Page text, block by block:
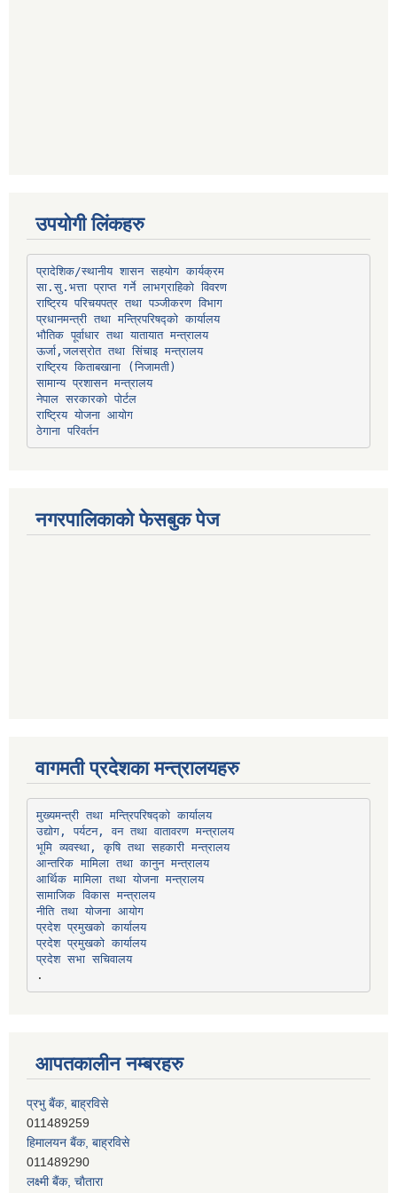
उपयोगी लिंकहरु
प्रादेशिक/स्थानीय शासन सहयोग कार्यक्रम
सा.सु.भत्ता प्राप्त गर्ने लाभग्राहिको विवरण
राष्ट्रिय परिचयपत्र तथा पञ्‍जीकरण विभाग
प्रधानमन्त्री तथा मन्त्रिपरिषद्को कार्यालय
भौतिक पूर्वाधार तथा यातायात मन्त्रालय
ऊर्जा,जलस्रोत तथा सिंचाइ मन्त्रालय
सामान्य प्रशासन मन्त्रालय
नेपाल सरकारको पोर्टल
राष्ट्रिय योजना आयोग
ठेगाना परिवर्तन
नगरपालिकाको फेसबुक पेज
वागमती प्रदेशका मन्त्रालयहरु
मुख्यमन्त्री तथा मन्त्रिपरिषद्को कार्यालय
उद्योग, पर्यटन, वन तथा वातावरण मन्त्रालय
भूमि व्यवस्था, कृषि तथा सहकारी मन्त्रालय
आन्तरिक मामिला तथा कानुन मन्त्रालय
आर्थिक मामिला तथा योजना मन्त्रालय
सामाजिक विकास मन्त्रालय
नीति तथा योजना आयोग
प्रदेश प्रमुखको कार्यालय
प्रदेश प्रमुखको कार्यालय
प्रदेश सभा सचिवालय
आपतकालीन नम्बरहरु
प्रभु बैंक, बाह्रविसे
011489259
हिमालयन बैंक, बाह्रविसे
011489290
लक्ष्मी बैंक, चाैतारा